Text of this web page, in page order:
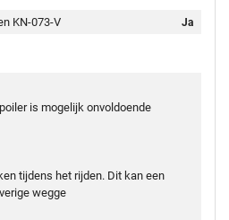
KN-073-V
Ja
is mogelijk onvoldoende
tijdens het rijden. Dit kan een
wegge